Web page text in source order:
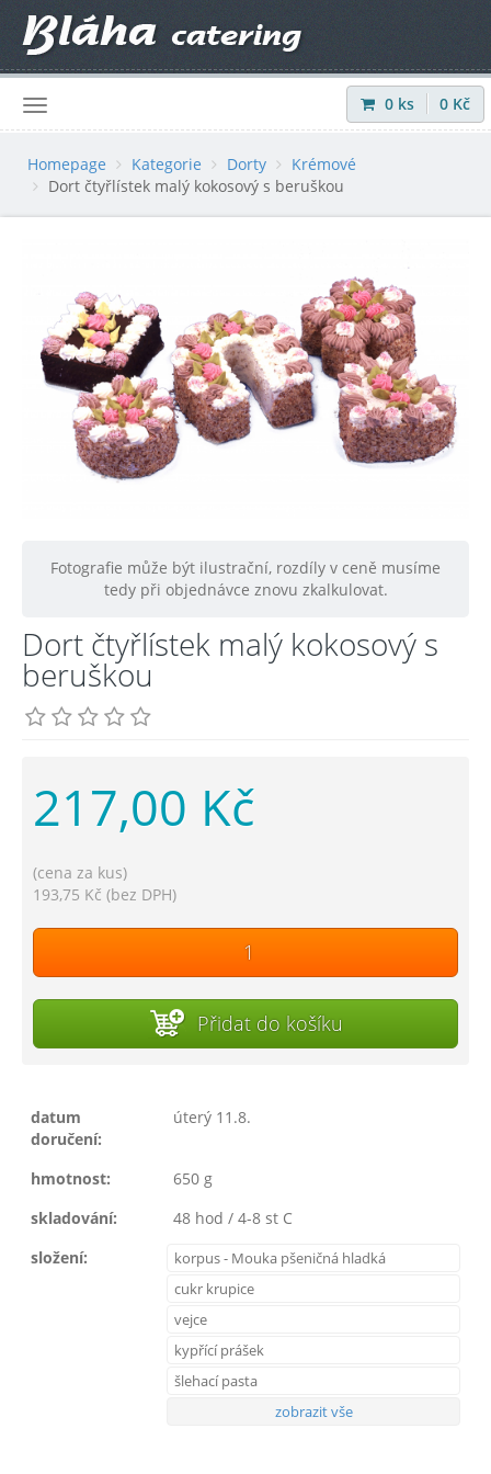
Přihlásit |Registrovat
0 ks 0 Kč
Homepage Kategorie Dorty
Krémové
Dort čtyřlístek malý kokosový s beruškou
Fotografie může být ilustrační, rozdíly v ceně musíme
tedy při objednávce znovu zkalkulovat.
Dort čtyřlístek malý kokosový s
beruškou
217,00 Kč
(cena za kus)
193,75 Kč (bez DPH)
Přidat do košíku
datum
doručení:
úterý 11.8.
hmotnost:
650 g
skladování:
48 hod / 4-8 st C
složení:
korpus - Mouka pšeničná hladká
cukr krupice
vejce
kypřící prášek
šlehací pasta
zobrazit vše